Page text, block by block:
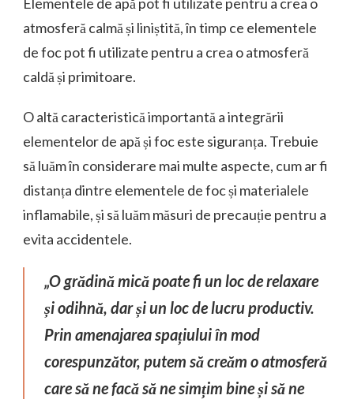
Elementele de apă pot fi utilizate pentru a crea o
atmosferă calmă și liniștită, în timp ce elementele
de foc pot fi utilizate pentru a crea o atmosferă
caldă și primitoare.
O altă caracteristică importantă a integrării
elementelor de apă și foc este siguranța. Trebuie
să luăm în considerare mai multe aspecte, cum ar fi
distanța dintre elementele de foc și materialele
inflamabile, și să luăm măsuri de precauție pentru a
evita accidentele.
„O grădină mică poate fi un loc de relaxare
și odihnă, dar și un loc de lucru productiv.
Prin amenajarea spațiului în mod
corespunzător, putem să creăm o atmosferă
care să ne facă să ne simțim bine și să ne